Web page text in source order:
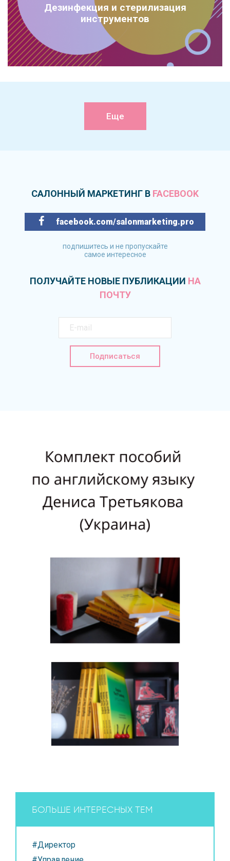
Дезинфекция и стерилизация
инструментов
Еще
САЛОННЫЙ МАРКЕТИНГ В FACEBOOK
facebook.com/salonmarketing.pro
подпишитесь и не пропускайте
самое интересное
ПОЛУЧАЙТЕ НОВЫЕ ПУБЛИКАЦИИ НА
ПОЧТУ
Подписаться
БОЛЬШЕ ИНТЕРЕСНЫХ ТЕМ
#Директор